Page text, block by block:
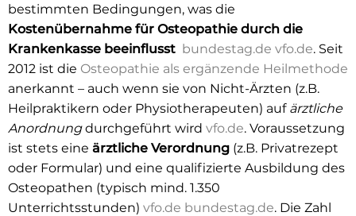
bestimmten Bedingungen, was die
Kostenübernahme für Osteopathie durch die
Krankenkasse beeinflusst bundestag.de vfo.de. Seit
2012 ist die Osteopathie als ergänzende Heilmethode
anerkannt – auch wenn sie von Nicht-Ärzten (z.B.
Heilpraktikern oder Physiotherapeuten) auf ärztliche
Anordnungdurchgeführt wird vfo.de. Voraussetzung
ist stets eine ärztliche Verordnung (z.B. Privatrezept
oder Formular) und eine qualifizierte Ausbildung des
Osteopathen (typisch mind. 1.350
Unterrichtsstunden) vfo.de bundestag.de. Die Zahl